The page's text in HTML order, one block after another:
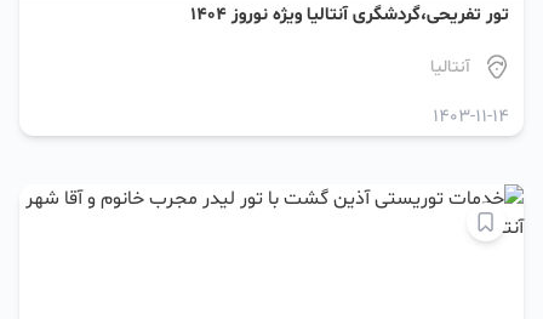
تور تفریحی،گردشگری آنتالیا ویژه نوروز ۱۴۰۴
آنتالیا
1403-11-14